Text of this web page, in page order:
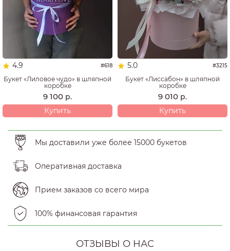
4.9 #618
Букет «Лиловое чудо» в шляпной
коробке
9 100 р.
Купить
5.0 #3215
Букет «Лиссабон» в шляпной
коробке
9 010 р.
Купить
Мы доставили уже более 15000 букетов
Оперативная доставка
Прием заказов со всего мира
100% финансовая гарантия
ОТЗЫВЫ О НАС